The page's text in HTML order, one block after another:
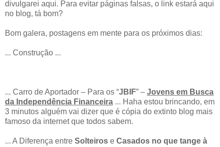
divulgarei aqui. Para evitar páginas falsas, o link estará aqui
no blog, tá bom?
Bom galera, postagens em mente para os próximos dias:
... Construção ...
... Carro de Aportador – Para os “JBIF” – Jovens em Busca
da Independência Financeira ... Haha estou brincando, em
3 minutos alguém vai dizer que é cópia do extinto blog mais
famoso da internet que todos sabem.
... A Diferença entre Solteiros e Casados no que tange à